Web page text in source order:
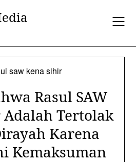
Rasul SAW
Tertolak
Karena
Kemaksuman